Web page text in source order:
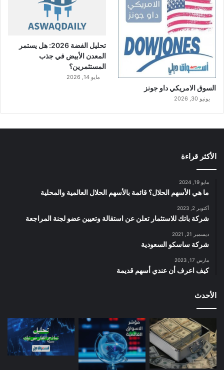
السوق الامريكي داو جونز
يونيو 30, 2026
تحليل الفضة 2026: هل يستمر
المعدن الأبيض في جذب
المستثمرين؟
مايو 14, 2026
الأكثر قراءة
مايو 19, 2024
ما هي الأسهم الحلال؟ قائمة بالأسهم الحلال العالمية والمحلية
أكتوبر 2, 2023
شركة باتك للاستثمار تعلن عن استقالة وتعيين عضو لجنة المراجعة
ديسمبر 21, 2021
شركة ساسكو السعودية
مارس 17, 2023
كيف اعرف أن عندي أسهم قديمة
الأحدث